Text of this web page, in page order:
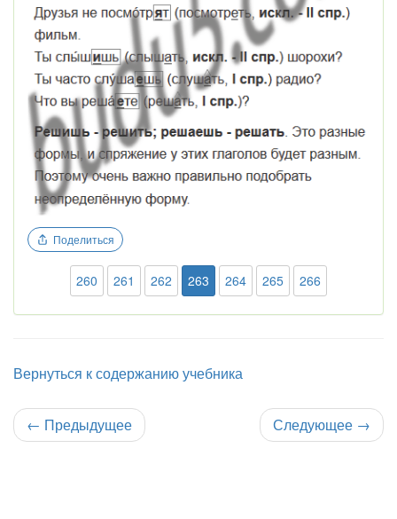
Поделиться
260 261 262 263 264 265 266
Вернуться к содержанию учебника
← Предыдущее Следующее →